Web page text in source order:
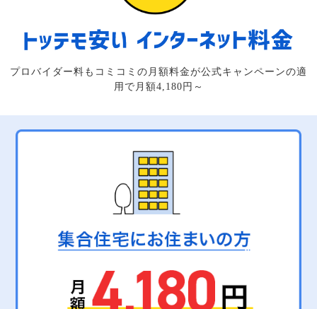
プロバイダー料もコミコミの月額料金が公式キャンペーンの適
用で月額4,180円～